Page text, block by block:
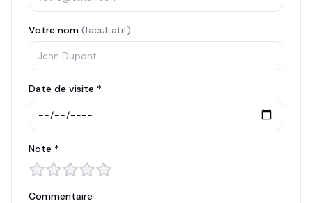
Votre nom (facultatif)
Date de visite *
Note *
Commentaire